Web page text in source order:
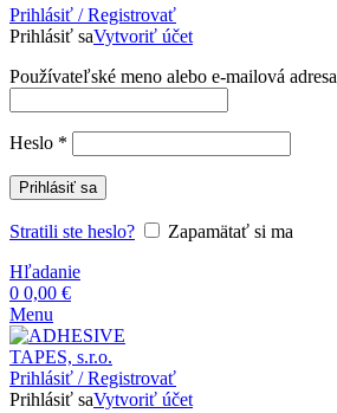
Prihlásiť / Registrovať
Prihlásiť saVytvoriť účet
Používateľské meno alebo e-mailová adresa
Heslo *
Prihlásiť sa
Stratili ste heslo?
Zapamätať si ma
Hľadanie
0 0,00 €
Menu
Prihlásiť / Registrovať
Prihlásiť saVytvoriť účet